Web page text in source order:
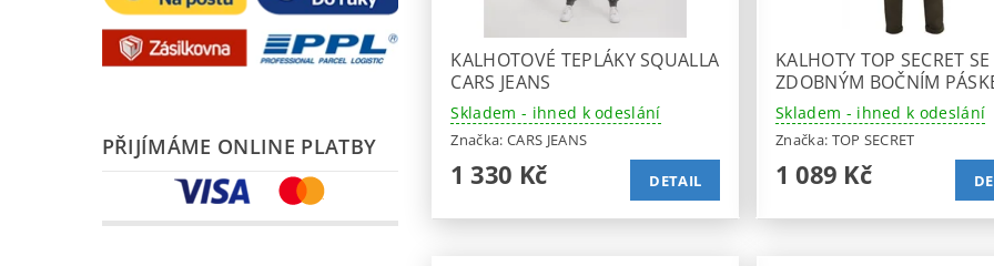
PŘIJÍMÁME ONLINE PLATBY
KALHOTOVÉ TEPLÁKY SQUALLA
CARS JEANS
Skladem - ihned k odeslání
Značka: CARS JEANS
1 330 Kč DETAIL
KALHOTY TOP SECRET SE
ZDOBNÝM BOČNÍM
Skladem - ihned k odeslání
Značka: TOP SECRET
1 089 Kč